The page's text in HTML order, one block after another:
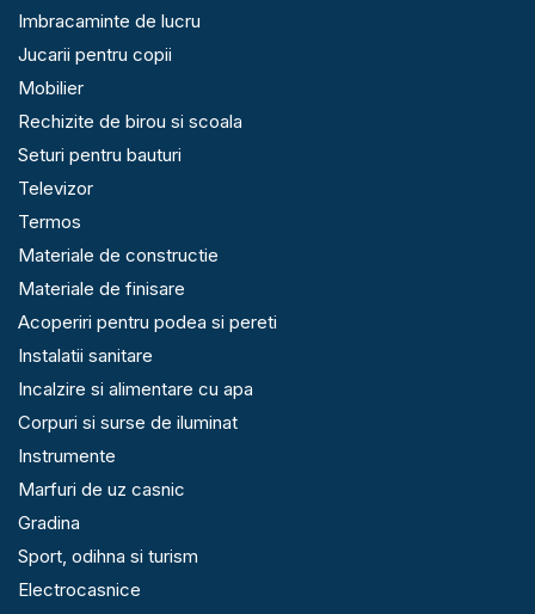
Imbracaminte de lucru
Jucarii pentru copii
Mobilier
Rechizite de birou si scoala
Seturi pentru bauturi
Televizor
Termos
Materiale de constructie
Materiale de finisare
Acoperiri pentru podea si pereti
Instalatii sanitare
Incalzire si alimentare cu apa
Corpuri si surse de iluminat
Instrumente
Marfuri de uz casnic
Gradina
Sport, odihna si turism
Electrocasnice